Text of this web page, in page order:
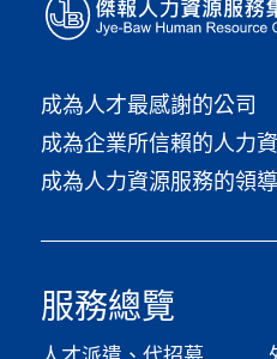
成為人才最感謝的公司
成為企業所信賴的人力
成為人力資源服務的領
服務總覽